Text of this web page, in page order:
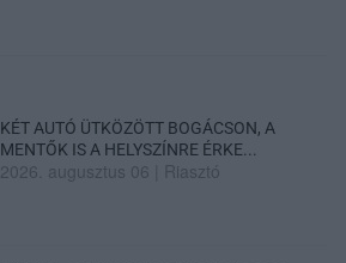
KÉT AUTÓ ÜTKÖZÖTT BOGÁCSON, A
MENTŐK IS A HELYSZÍNRE ÉRKE...
2026. augusztus 06 Riasztó